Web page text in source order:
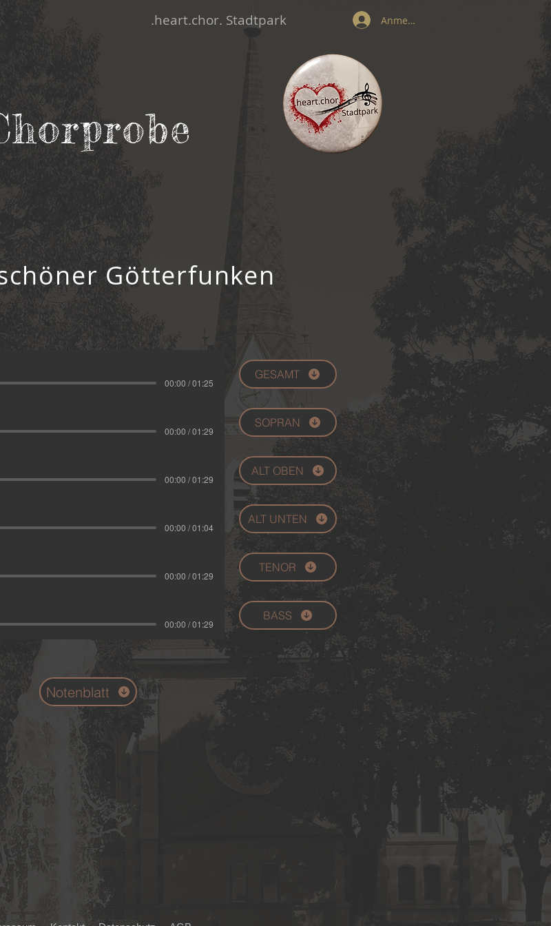
.heart.chor. Stadtpark Anmelden
Götterfunken
00:00 / 01:25
GESAMT
00:00 / 01:29
SOPRAN
00:00 / 01:29
ALT OBEN
00:00 / 01:04
ALT UNTEN
00:00 / 01:29
TENOR
00:00 / 01:29
BASS
Notenblatt